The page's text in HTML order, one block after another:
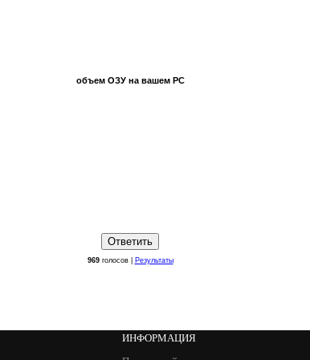
объем ОЗУ на вашем PC
969голосов | Результаты
ИНФОРМАЦИЯ